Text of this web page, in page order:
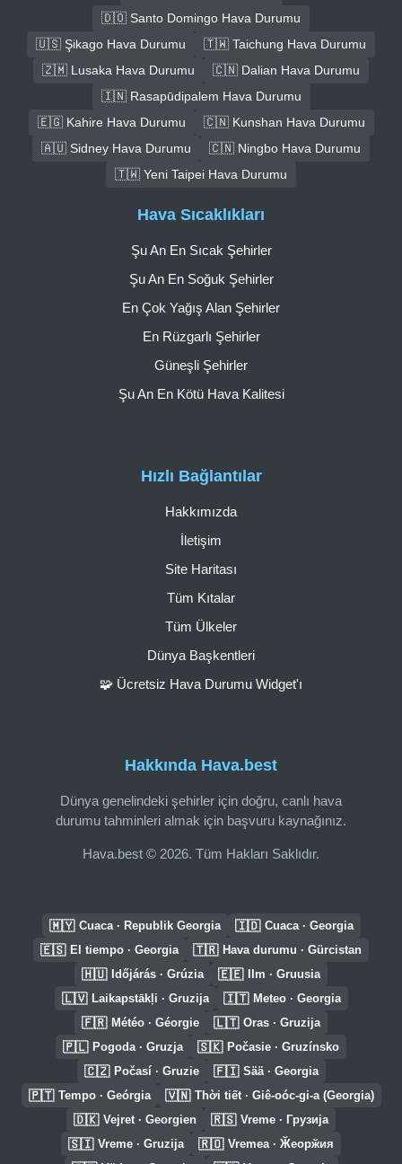
🇩🇴 Santo Domingo Hava Durumu
🇺🇸 Şikago Hava Durumu
🇹🇼 Taichung Hava Durumu
🇿🇲 Lusaka Hava Durumu
🇨🇳 Dalian Hava Durumu
🇮🇳 Rasapūdipalem Hava Durumu
🇪🇬 Kahire Hava Durumu
🇨🇳 Kunshan Hava Durumu
🇦🇺 Sidney Hava Durumu
🇨🇳 Ningbo Hava Durumu
🇹🇼 Yeni Taipei Hava Durumu
Hakkında Hava.best
Dünya genelindeki şehirler için doğru, canlı hava
durumu tahminleri almak için başvuru kaynağınız.
Hava.best © 2026. Tüm Hakları Saklıdır.
Hızlı Bağlantılar
Hakkımızda
İletişim
Site Haritası
Tüm Kıtalar
Tüm Ülkeler
Dünya Başkentleri
🧩 Ücretsiz Hava Durumu Widget'ı
Hava Sıcaklıkları
Şu An En Sıcak Şehirler
Şu An En Soğuk Şehirler
En Çok Yağış Alan Şehirler
En Rüzgarlı Şehirler
Güneşli Şehirler
Şu An En Kötü Hava Kalitesi
🇲🇾 Cuaca · Republik Georgia 🇮🇩 Cuaca · Georgia
🇪🇸 El tiempo · Georgia 🇹🇷 Hava durumu · Gürcistan
🇭🇺 Időjárás · Grúzia 🇪🇪 Ilm · Gruusia
🇱🇻 Laikapstākļi · Gruzija 🇮🇹 Meteo · Georgia
🇫🇷 Météo · Géorgie 🇱🇹 Oras · Gruzija
🇵🇱 Pogoda · Gruzja 🇸🇰 Počasie · Gruzínsko
🇨🇿 Počasí · Gruzie 🇫🇮 Sää · Georgia
🇵🇹 Tempo · Geórgia 🇻🇳 Thời tiết · Giê-oóc-gi-a (Georgia)
🇩🇰 Vejret · Georgien 🇷🇸 Vreme · Грузија
🇸🇮 Vreme · Gruzija 🇷🇴 Vremea · Ӂеорӂия